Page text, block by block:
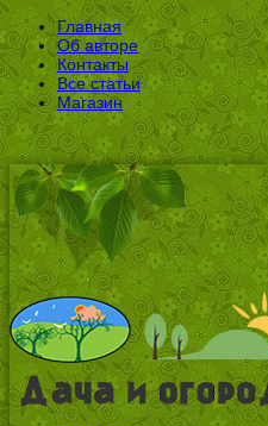
Главная
Об авторе
Контакты
Все статьи
Магазин